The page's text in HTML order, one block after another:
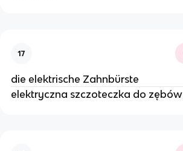
17
die elektrische Zahnbürste
elektryczna szczoteczka do zębów